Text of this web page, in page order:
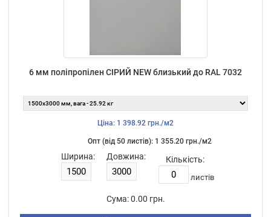
6 мм поліпропілен СІРИЙ NEW близький до RAL 7032
Ціна: 1 398.92 грн./м2
Опт (від 50 листiв): 1 355.20 грн./м2
Ширина: Довжина: Кількість:
листiв
Сума: 0.00 грн.